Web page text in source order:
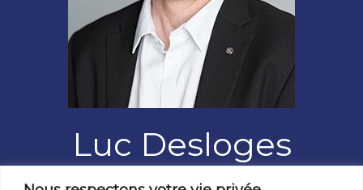
Luc Desloges